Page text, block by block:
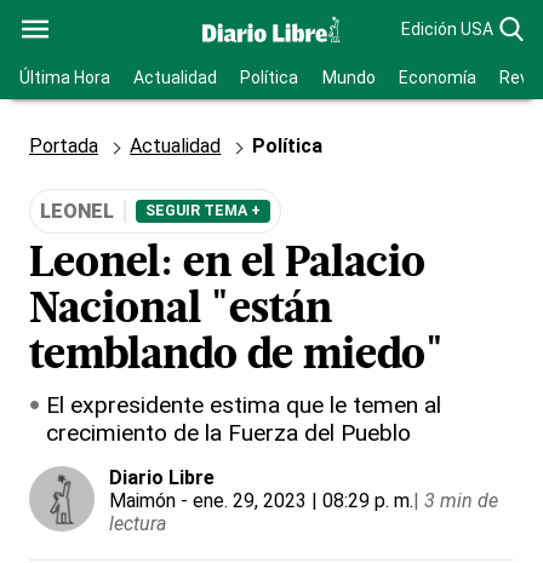
Edición USA
Última Hora Actualidad Política Mundo Economía
Portada Actualidad Política
LEONEL SEGUIR TEMA +
Leonel: en el Palacio
Nacional "están
temblando de miedo"
El expresidente estima que le temen al
crecimiento de la Fuerza del Pueblo
Diario Libre
Maimón - ene. 29, 2023 | 08:29 p. m.| 3 min de
lectura